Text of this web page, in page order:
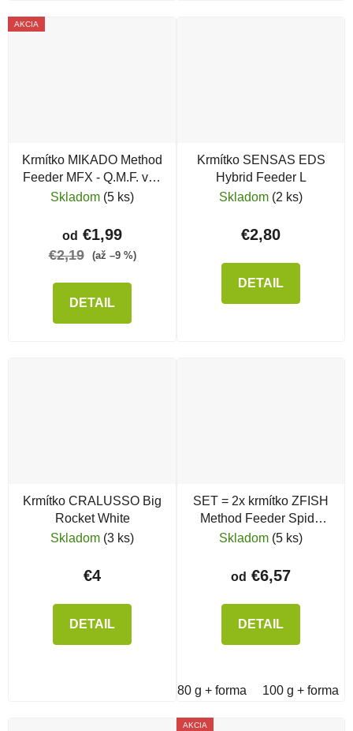
AKCIA
Krmítko MIKADO Method
Feeder MFX - Q.M.F. veľ.
L
Skladom (5 ks)
od €1,99
€2,19 (až –9 %)
DETAIL
Krmítko SENSAS EDS
Hybrid Feeder L
Skladom (2 ks)
€2,80
DETAIL
Krmítko CRALUSSO Big
Rocket White
Skladom (3 ks)
€4
DETAIL
SET = 2x krmítko ZFISH
Method Feeder Spide
Large + forma
Skladom (5 ks)
od €6,57
DETAIL
80 g + forma 100 g + forma
AKCIA